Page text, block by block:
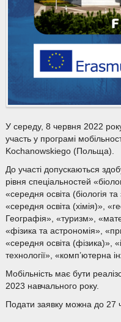
У середу, 8 червня 2022
участь у програмі
Kochanowskiego (Польща).
До участі допускаються
рівня спеціальностей
«середня освіта (біологія
«середня освіта (хімія)»,
Географія», «туризм»,
«фізика та астрономія»,
«середня освіта (фізика)»,
технології», «комп’ютерна
Мобільність має бути
2023 навчального року.
Подати заявку можна до 27